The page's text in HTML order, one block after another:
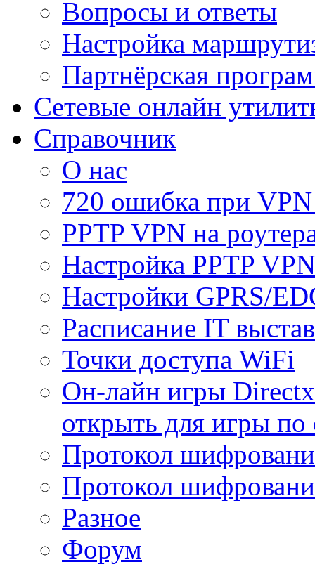
Вопросы и ответы
Настройка
Партнёрская
Сетевые онлайн
Справочник
О нас
720 ошибка при
PPTP VPN на
Настройка PPTP
Настройки GPRS/
Расписание IT
Точки доступа WiFi
Он-лайн игры
открыть для игры по
Протокол
Протокол
Разное
Форум